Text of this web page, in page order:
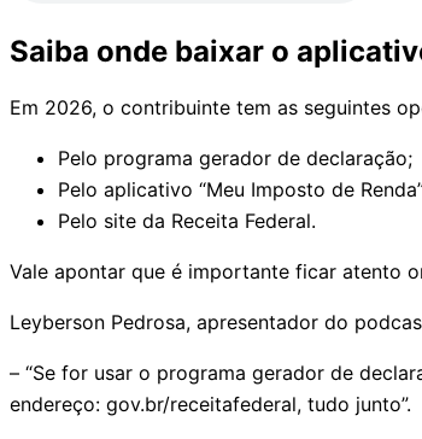
Saiba onde baixar o
Em 2026, o contribuinte tem as seguintes
Pelo programa gerador de declaração;
Pelo aplicativo “Meu Imposto de
Pelo site da Receita Federal.
Vale apontar que é importante ficar atento
Leyberson Pedrosa, apresentador do
– “Se for usar o programa gerador de
endereço: gov.br/receitafederal, tudo junto”.